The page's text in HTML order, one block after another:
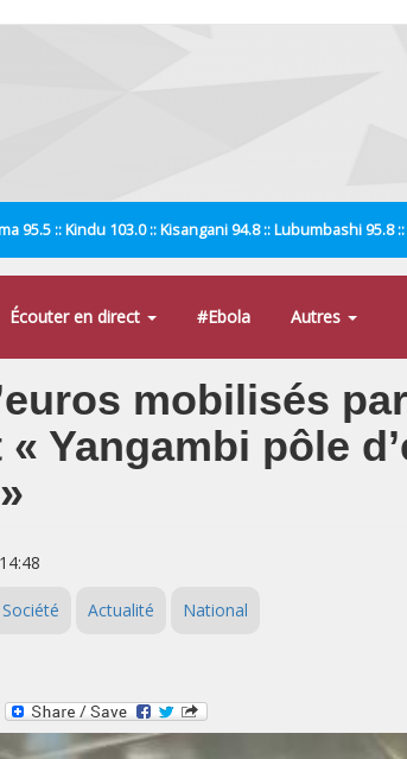
95.5 :: Kindu 103.0 :: Kisangani 94.8 :: Lubumbashi
Écouter en direct #Ebola Autres
mobilisés
Yangambi pôle
Société Actualité National
Email